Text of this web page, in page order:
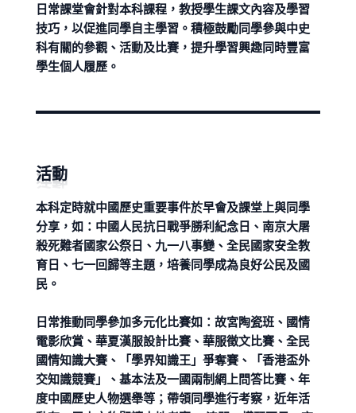
日常課堂會針對本科課程，教授學生課文內容及學習
技巧，以促進同學自主學習。積極鼓勵同學參與中史
科有關的參觀、活動及比賽，提升學習興趣同時豐富
學生個人履歷。
活動
本科定時就中國歷史重要事件於早會及課堂上與同學
分享，如：中國人民抗日戰爭勝利紀念日、南京大屠
殺死難者國家公祭日、九一八事變、全民國家安全教
育日、七一回歸等主題，培養同學成為良好公民及國
民。
日常推動同學參加多元化比賽如：故宮陶瓷班、國情
電影欣賞、華夏漢服設計比賽、華服徵文比賽、全民
國情知識大賽、「學界知識王」爭奪賽、「香港盃外
交知識競賽」、基本法及一國兩制網上問答比賽、年
度中國歷史人物選舉等；帶領同學進行考察，近年活